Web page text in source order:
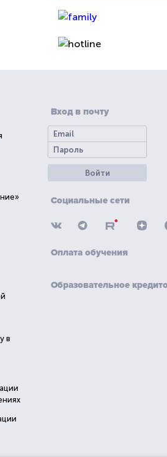
в
Вход в почту
Войти
Социальные сети
Оплата обучения
Образовательное